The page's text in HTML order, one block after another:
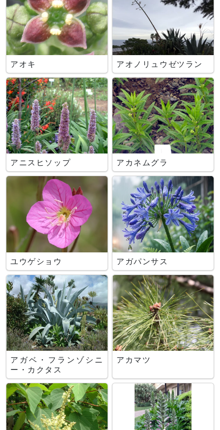
アオキ アオノリュウゼツラン
アニスヒソップ アカネムグラ
ユウゲショウ アガパンサス
アガベ・フランゾシニ
ー・カクタス
アカマツ